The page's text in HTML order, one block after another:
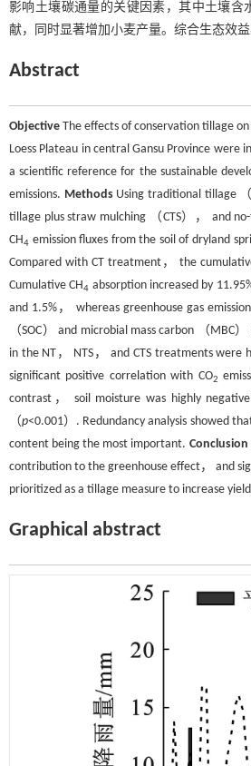
影响土壤碳通量的关键因素，其中土壤含
献，同时显著增加小麦产量。综合生态效
Abstract
Objective The effects of conservation tillage
Loess Plateau in central Gansu Province
a scientific reference for the sustainable
emissions. MethodsUsing traditional tillage
tillage plus straw mulching （CTS）， and
CH4 emission fluxes from the soil of dryland
Compared with CT treatment， the
Cumulative CH4 absorption increased by
and 1.5%， whereas greenhouse gas
（SOC） and microbial mass carbon （MBC
in the NT， NTS， and CTS treatments
significant positive correlation with CO2
contrast， soil moisture was highly
（p<0.001）. Redundancy analysis showed
content being the most important. Conclusion
contribution to the greenhouse effect， and
prioritized as a tillage measure to increase
Graphical abstract